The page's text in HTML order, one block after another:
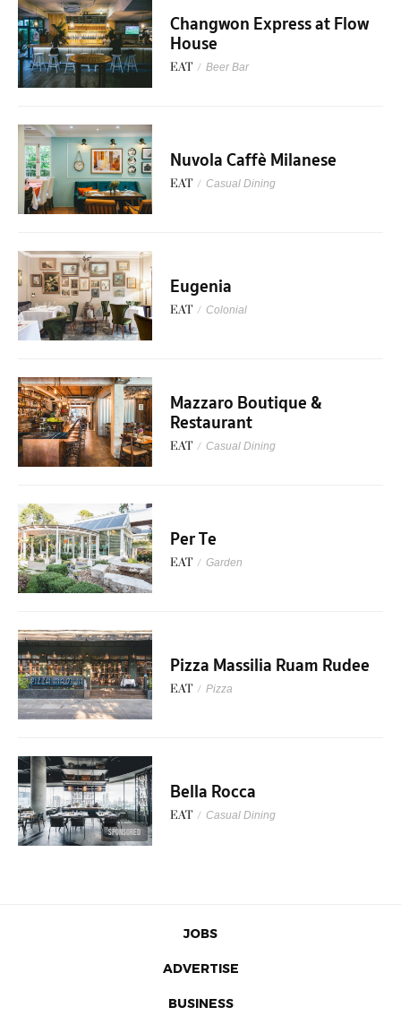
Changwon Express at Flow
House
EAT / Beer Bar
Nuvola Caffè Milanese
EAT / Casual Dining
Eugenia
EAT / Colonial
Mazzaro Boutique &
Restaurant
EAT / Casual Dining
Per Te
EAT / Garden
Pizza Massilia Ruam Rudee
EAT / Pizza
SPONSORED
Bella Rocca
EAT / Casual Dining
JOBS
ADVERTISE
BUSINESS